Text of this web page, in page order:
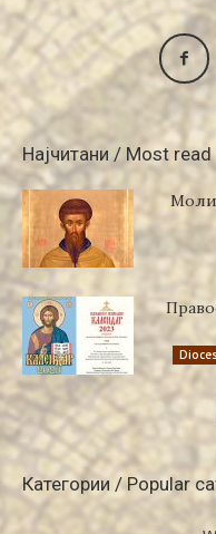
Најчитани / Most read
Категории / Popular